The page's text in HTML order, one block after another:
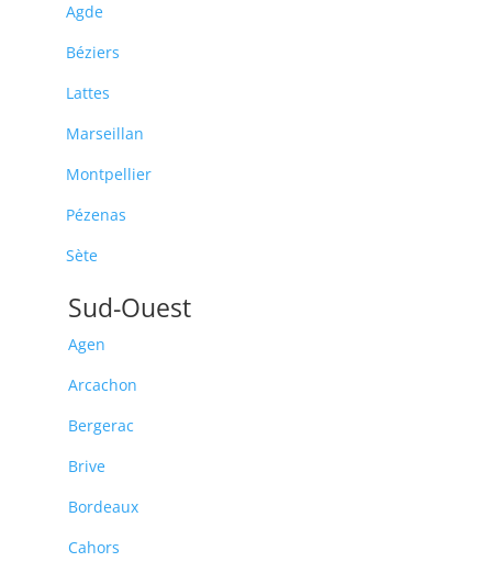
Agde
Béziers
Lattes
Marseillan
Montpellier
Pézenas
Sète
Sud-Ouest
Agen
Arcachon
Bergerac
Brive
Bordeaux
Cahors